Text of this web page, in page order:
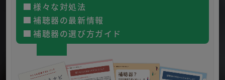
様々な対処法
補聴器の最新情報
補聴器の選び方ガイド